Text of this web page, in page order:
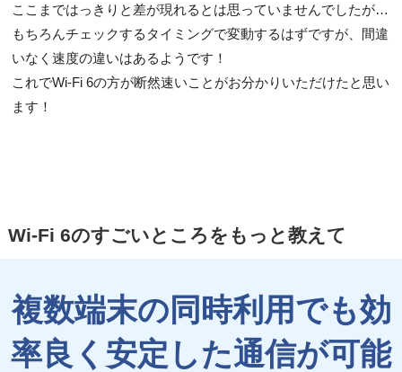
ここまではっきりと差が現れるとは思っていませんでしたが…
もちろんチェックするタイミングで変動するはずですが、間違
いなく速度の違いはあるようです！
これでWi-Fi 6の方が断然速いことがお分かりいただけたと思い
ます！
Wi-Fi 6のすごいところをもっと教えて
複数端末の同時利用でも効
率良く安定した通信が可能